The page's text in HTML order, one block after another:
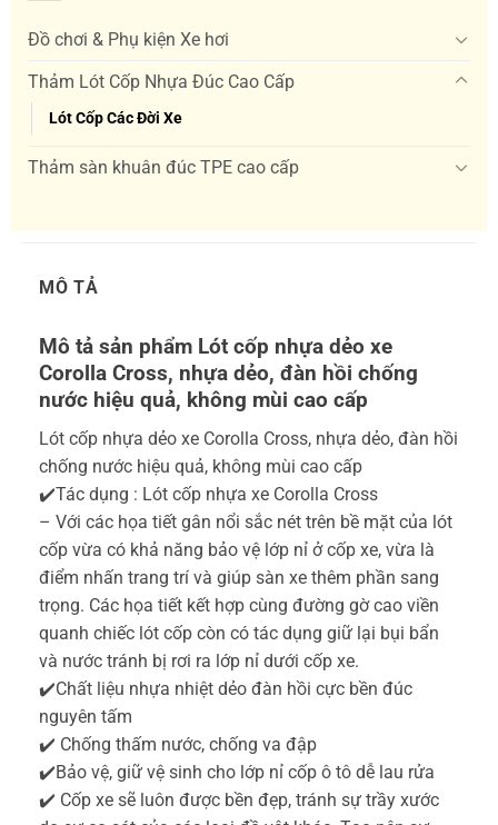
Đồ chơi & Phụ kiện Xe hơi
Thảm Lót Cốp Nhựa Đúc Cao Cấp
Lót Cốp Các Đời Xe
Thảm sàn khuân đúc TPE cao cấp
MÔ TẢ
Mô tả sản phẩm Lót cốp nhựa dẻo xe
Corolla Cross, nhựa dẻo, đàn hồi chống
nước hiệu quả, không mùi cao cấp
Lót cốp nhựa dẻo xe Corolla Cross, nhựa dẻo, đàn hồi
chống nước hiệu quả, không mùi cao cấp
✔️Tác dụng : Lót cốp nhựa xe Corolla Cross
– Với các họa tiết gân nổi sắc nét trên bề mặt của lót
cốp vừa có khả năng bảo vệ lớp nỉ ở cốp xe, vừa là
điểm nhấn trang trí và giúp sàn xe thêm phần sang
trọng. Các họa tiết kết hợp cùng đường gờ cao viền
quanh chiếc lót cốp còn có tác dụng giữ lại bụi bẩn
và nước tránh bị rơi ra lớp nỉ dưới cốp xe.
✔️Chất liệu nhựa nhiệt dẻo đàn hồi cực bền đúc
nguyên tấm
✔️ Chống thấm nước, chống va đập
✔️Bảo vệ, giữ vệ sinh cho lớp nỉ cốp ô tô dễ lau rửa
✔️ Cốp xe sẽ luôn được bền đẹp, tránh sự trầy xước